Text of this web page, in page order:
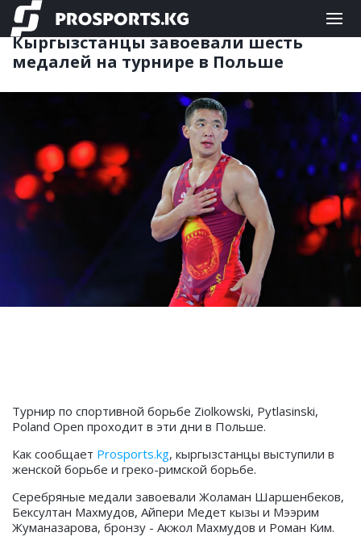
БОРЬБА 25.07.2022 10:12
Кыргызстанцы завоевали шесть
медалей на турнире в Польше
Турнир по спортивной борьбе Ziolkowski, Pytlasinski,
Poland Open проходит в эти дни в Польше.
Как сообщает Prosports.kg, кыргызстанцы выступили в
женской борьбе и греко-римской борьбе.
Серебряные медали завоевали Жоламан Шаршенбеков,
Бексултан Махмудов, Айпери Медет кызы и Мээрим
Жуманазарова, бронзу - Акжол Махмудов и Роман Ким.